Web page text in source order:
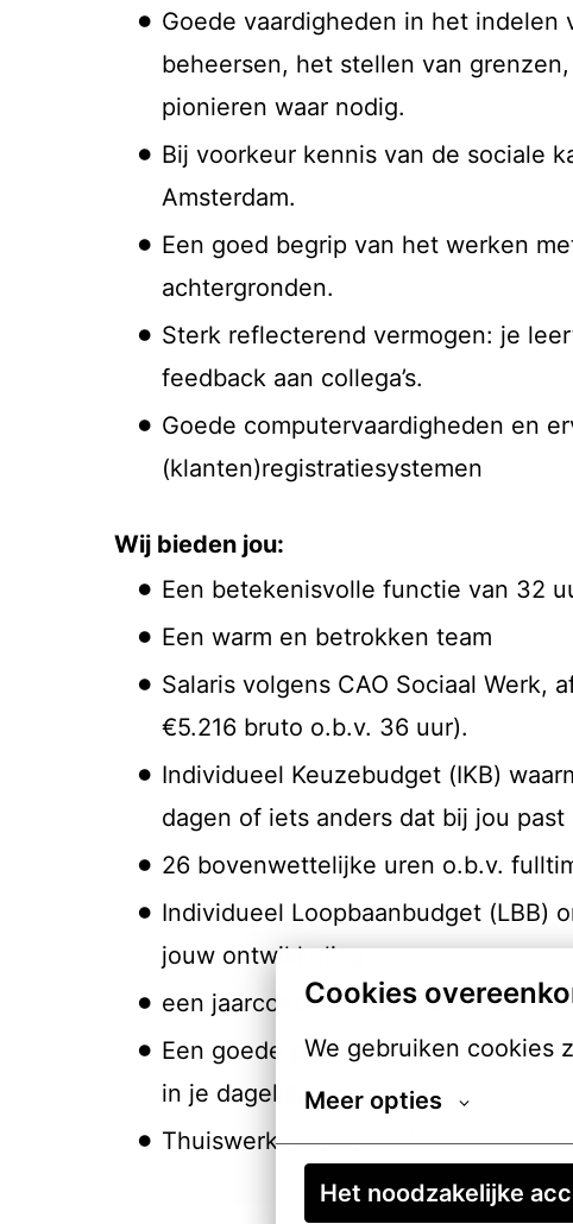
Cookies
We gebruiken cookies
Meer opties
Het noodzakelijke
Goede vaardigheden in het indelen
beheersen, het stellen van
pionieren waar nodig.
Bij voorkeur kennis van de sociale
Amsterdam.
Een goed begrip van het werken
achtergronden.
Sterk reflecterend vermogen: je
feedback aan collega’s.
Goede computervaardigheden en
(klanten)registratiesystemen
Wij bieden jou:
Een betekenisvolle functie van 32
Een warm en betrokken team
Salaris volgens CAO Sociaal Werk,
€5.216 bruto o.b.v. 36 uur).
Individueel Keuzebudget (IKB)
dagen of iets anders dat bij jou past
26 bovenwettelijke uren o.b.v.
Individueel Loopbaanbudget (LBB)
jouw ontwikkeling
een jaarcontract met uitzicht op
Een goede pensioenregeling en
in je dagelijkse reis
Thuiswerkmogelijkheden